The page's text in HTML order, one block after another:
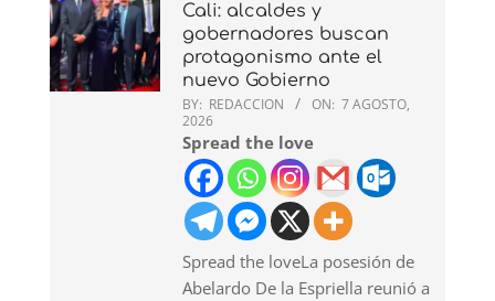
Cali: alcaldes y
gobernadores buscan
protagonismo ante el
nuevo Gobierno
BY: REDACCION ON: 7 AGOSTO,
2026
Spread the love
Spread the loveLa posesión de
Abelardo De la Espriella reunió a